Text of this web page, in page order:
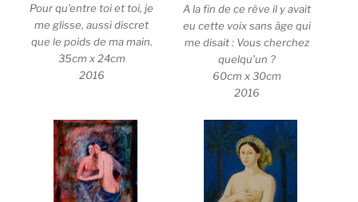
Pour qu’entre toi et toi, je
me glisse, aussi discret
que le poids de ma main.
35cm x 24cm
2016
A la fin de ce rêve il y avait
eu cette voix sans âge qui
me disait : Vous cherchez
quelqu’un ?
60cm x 30cm
2016